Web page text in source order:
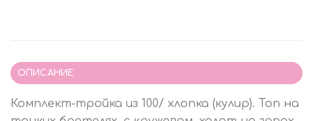
ОПИСАНИЕ
Комплект-тройка из 100/ хлопка (кулир). Топ на